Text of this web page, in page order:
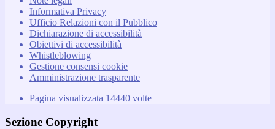
Informativa Privacy
Ufficio Relazioni con il Pubblico
Dichiarazione di accessibilità
Obiettivi di accessibilità
Whistleblowing
Gestione consensi cookie
Amministrazione trasparente
Pagina visualizzata 14440 volte
Sezione Copyright